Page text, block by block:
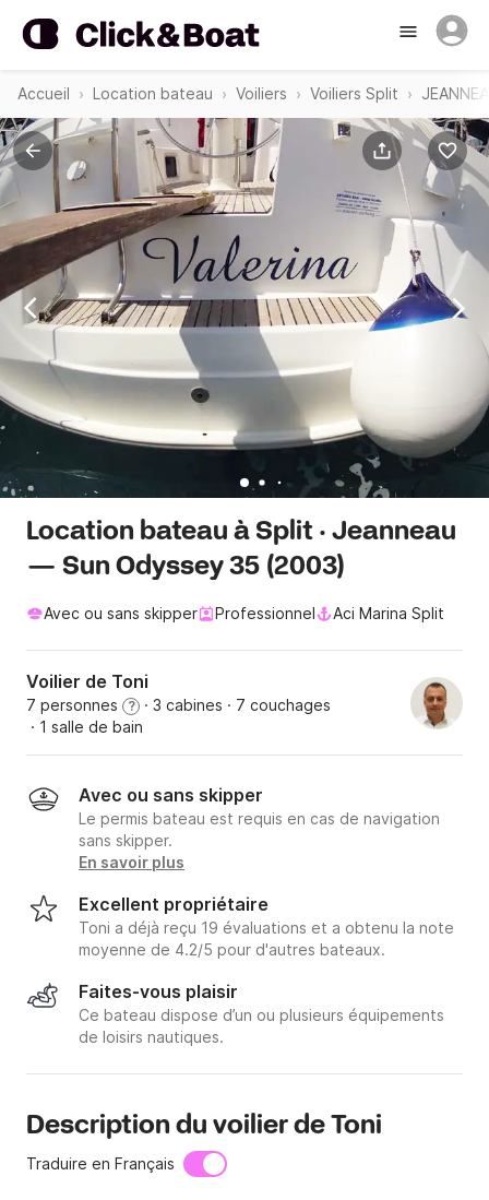
Accueil Location bateau Voiliers Voiliers Split
Location bateau à Split · Jeanneau
— Sun Odyssey 35 (2003)
Avec ou sans skipper Professionnel Aci Marina Split
Voilier de Toni
7 personnes ? · 3 cabines · 7 couchages
· 1 salle de bain
Avec ou sans skipper
Le permis bateau est requis en cas de navigation
sans skipper.
En savoir plus
Excellent propriétaire
Toni a déjà reçu 19 évaluations et a obtenu la note
moyenne de 4.2/5 pour d'autres bateaux.
Faites-vous plaisir
Ce bateau dispose d’un ou plusieurs équipements
de loisirs nautiques.
Description du voilier de Toni
Traduire en Français